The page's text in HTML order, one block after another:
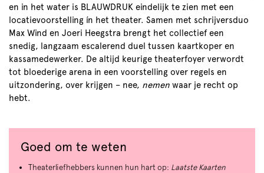
en in het water is BLAUWDRUK eindelijk te zien met een
locatievoorstelling ín het theater. Samen met schrijversduo
Max Wind en Joeri Heegstra brengt het collectief een
snedig, langzaam escalerend duel tussen kaartkoper en
kassamedewerker. De altijd keurige theaterfoyer verwordt
tot bloederige arena in een voorstelling over regels en
uitzondering, over krijgen – nee, nemen waar je recht op
hebt.
Goed om te weten
Theaterliefhebbers kunnen hun hart op: Laatste Kaarten